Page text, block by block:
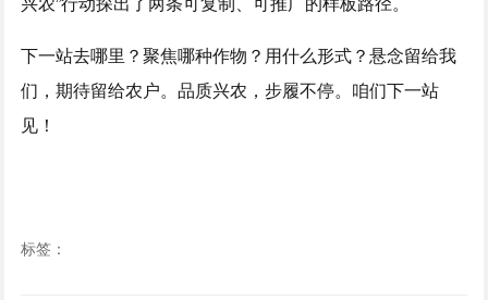
下一站去哪里？聚焦哪种作物？用什么形式？悬念留给我
们，期待留给农户。品质兴农，步履不停。咱们下一站
见！
标签：